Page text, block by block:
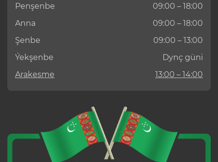
Penşenbe
09:00 – 18:00
Anna
09:00 – 18:00
Şenbe
09:00 – 13:00
Ýekşenbe
Dynç güni
Arakesme
13:00 – 14:00